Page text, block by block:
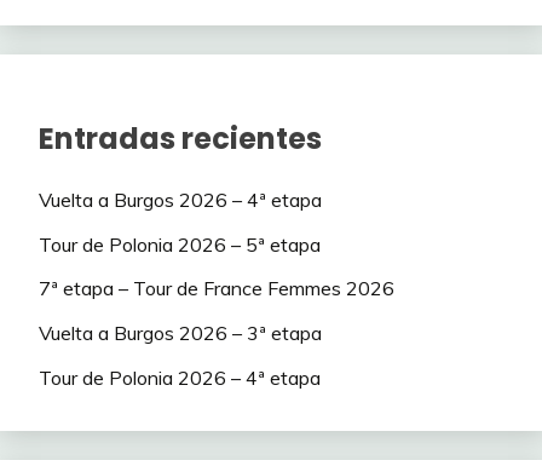
Entradas recientes
Vuelta a Burgos 2026 – 4ª etapa
Tour de Polonia 2026 – 5ª etapa
7ª etapa – Tour de France Femmes 2026
Vuelta a Burgos 2026 – 3ª etapa
Tour de Polonia 2026 – 4ª etapa